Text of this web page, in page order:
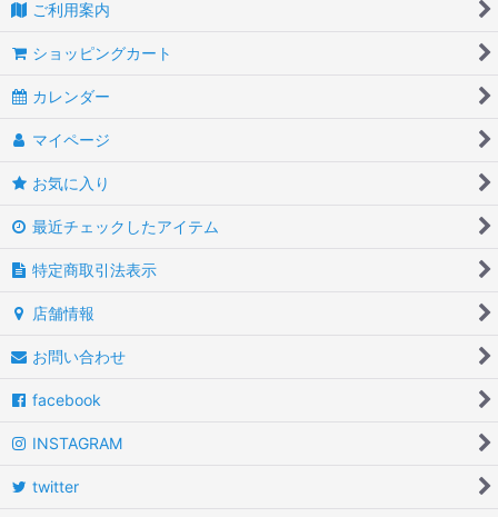
ご利用案内
ショッピングカート
カレンダー
マイページ
お気に入り
最近チェックしたアイテム
特定商取引法表示
店舗情報
お問い合わせ
facebook
INSTAGRAM
twitter